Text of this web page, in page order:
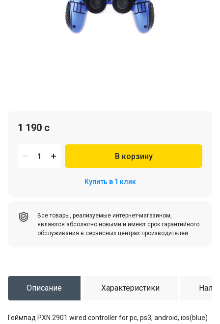
1 190 c
В корзину
Купить в 1 клик
Все товары, реализуемые интернет-магазином,
являются абсолютно новыми и имеют срок гарантийного
обслуживания в сервисных центрах производителей.
Описание Характеристики
Геймпад PXN 2901 wired controller for pc, ps3, android, ios(blue)